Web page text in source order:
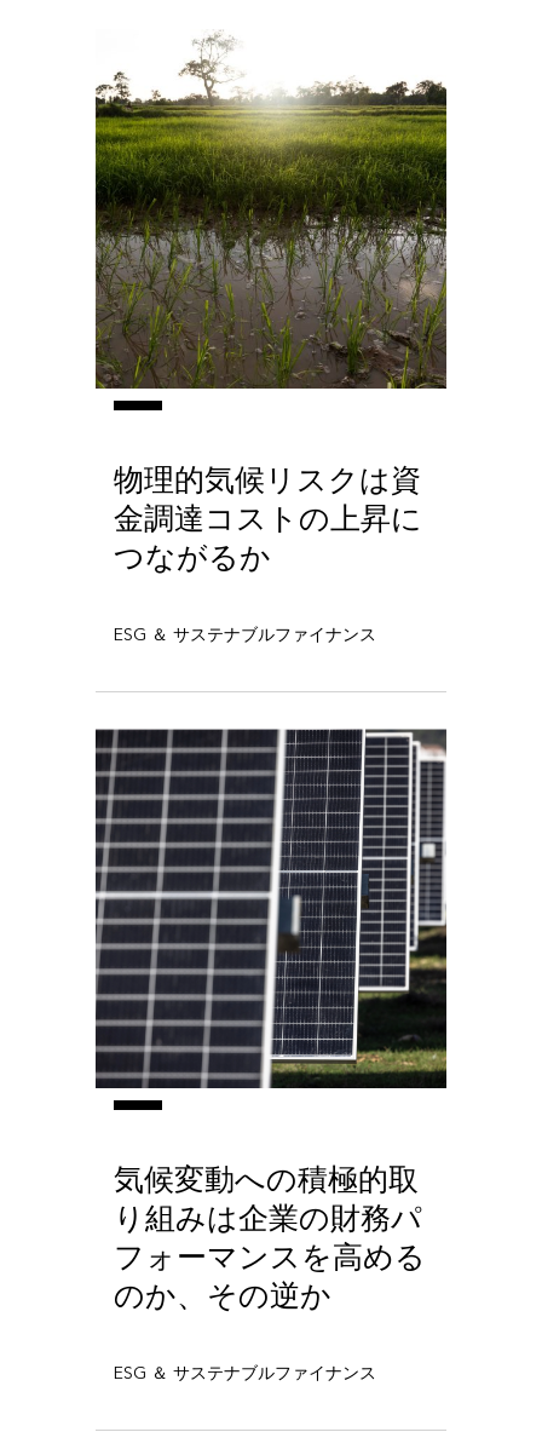
物理的気候リスクは資
金調達コストの上昇に
つながるか
ESG ＆ サステナブルファイナンス
気候変動への積極的取
り組みは企業の財務パ
フォーマンスを高める
のか、その逆か
ESG ＆ サステナブルファイナンス